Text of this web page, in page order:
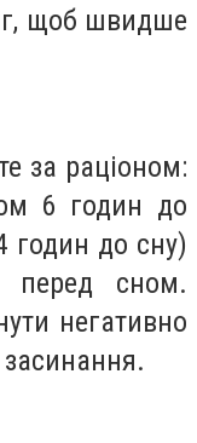
щоб швидше
за раціоном:
6 годин до
годин до сну)
перед сном.
негативно
засинання.